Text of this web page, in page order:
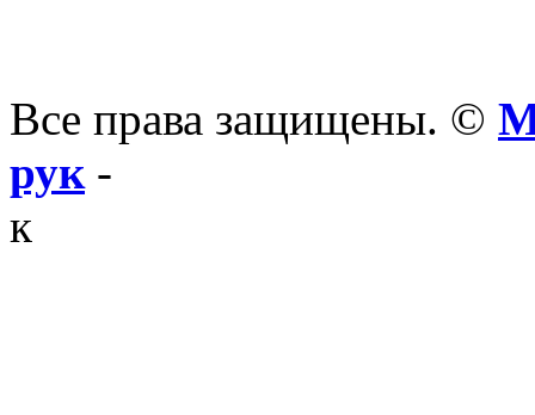
Все права защищены. ©
рук-
к